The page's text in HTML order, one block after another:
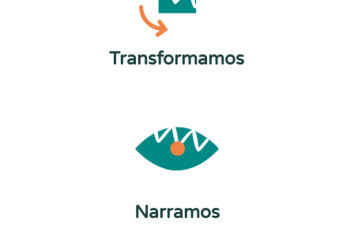
Transformamos
Narramos